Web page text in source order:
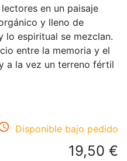
en un paisaje
y lleno de
lo espiritual se mezclan.
entre la memoria y el
a la vez un terreno fértil
Disponible bajo pedido
19,50 €